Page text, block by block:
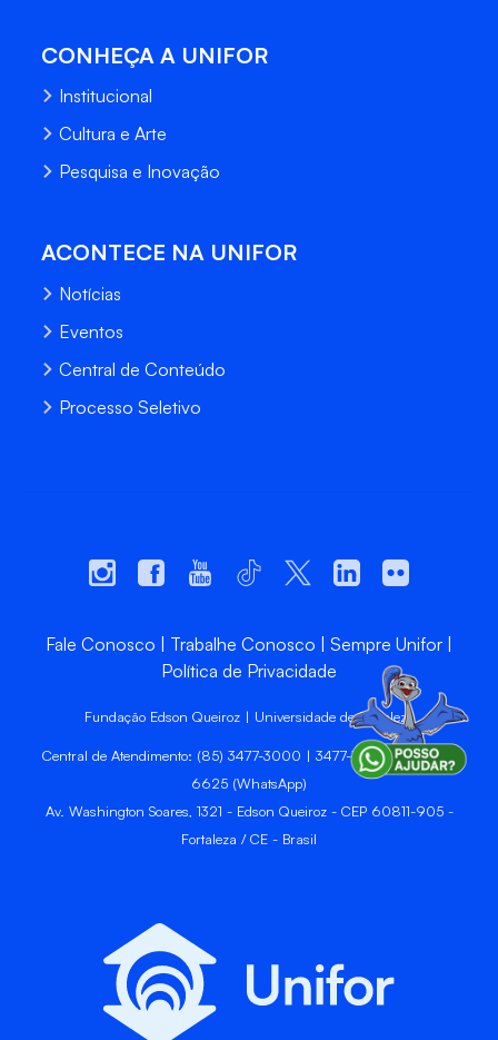
CONHEÇA A UNIFOR
Institucional
Cultura e Arte
Pesquisa e Inovação
ACONTECE NA UNIFOR
Notícias
Eventos
Central de Conteúdo
Processo Seletivo
Fale Conosco Trabalhe Conosco
Sempre Unifor
Política de Privacidade
Fundação Edson Queiroz | Universidade de Fortaleza
Central de Atendimento: (85) 3477-3000 | 3477-3400 | 99246-
6625 (WhatsApp)
Av. Washington Soares, 1321 - Edson Queiroz - CEP 60811-905 -
Fortaleza / CE - Brasil